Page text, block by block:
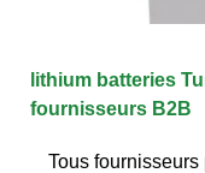
lithium batteries
fournisseurs B2B
Tous